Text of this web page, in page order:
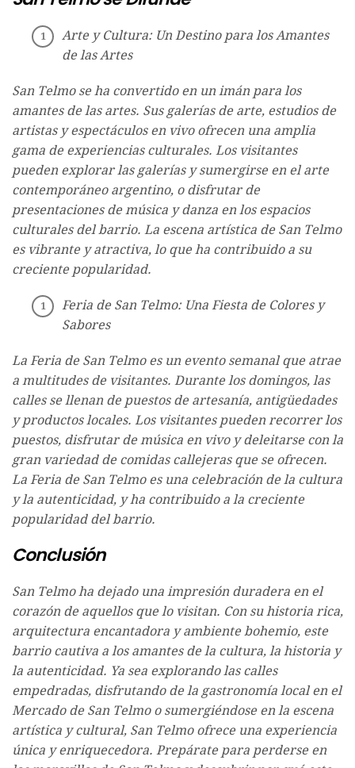
Arte y Cultura: Un Destino para los Amantes
de las Artes
San Telmo se ha convertido en un imán para los
amantes de las artes. Sus galerías de arte, estudios de
artistas y espectáculos en vivo ofrecen una amplia
gama de experiencias culturales. Los visitantes
pueden explorar las galerías y sumergirse en el arte
contemporáneo argentino, o disfrutar de
presentaciones de música y danza en los espacios
culturales del barrio. La escena artística de San Telmo
es vibrante y atractiva, lo que ha contribuido a su
creciente popularidad.
Feria de San Telmo: Una Fiesta de Colores y
Sabores
La Feria de San Telmo es un evento semanal que atrae
a multitudes de visitantes. Durante los domingos, las
calles se llenan de puestos de artesanía, antigüedades
y productos locales. Los visitantes pueden recorrer los
puestos, disfrutar de música en vivo y deleitarse con la
gran variedad de comidas callejeras que se ofrecen.
La Feria de San Telmo es una celebración de la cultura
y la autenticidad, y ha contribuido a la creciente
popularidad del barrio.
Conclusión
San Telmo ha dejado una impresión duradera en el
corazón de aquellos que lo visitan. Con su historia rica,
arquitectura encantadora y ambiente bohemio, este
barrio cautiva a los amantes de la cultura, la historia y
la autenticidad. Ya sea explorando las calles
empedradas, disfrutando de la gastronomía local en el
Mercado de San Telmo o sumergiéndose en la escena
artística y cultural, San Telmo ofrece una experiencia
única y enriquecedora. Prepárate para perderse en